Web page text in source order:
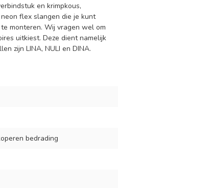
en krimpkous,
flex slangen die je kunt
monteren. Wij vragen wel om
uitkiest. Deze dient namelijk
zijn LINA, NULI en DINA.
bedrading